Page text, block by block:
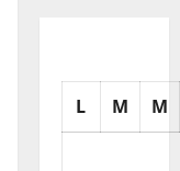
L M M